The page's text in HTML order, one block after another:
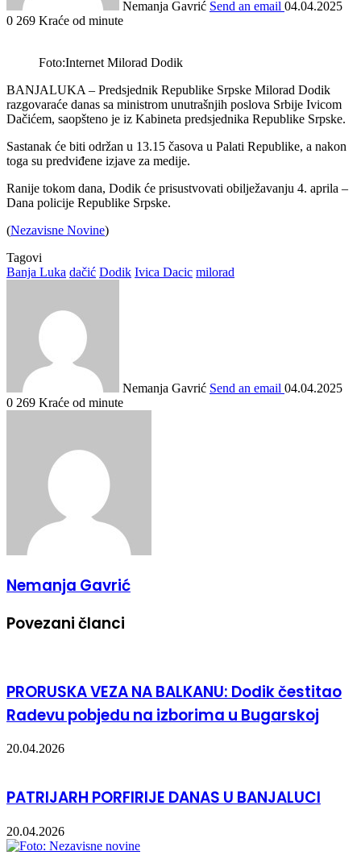
Nemanja Gavrić Send an email 04.04.2025
0 269 Kraće od minute
Foto:Internet Milorad Dodik
BANJALUKA – Predsjednik Republike Srpske Milorad Dodik
razgovaraće danas sa ministrom unutrašnjih poslova Srbije Ivicom
Dačićem, saopšteno je iz Kabineta predsjednika Republike Srpske.
Sastanak će biti održan u 13.15 časova u Palati Republike, a nakon
toga su predviđene izjave za medije.
Ranije tokom dana, Dodik će prisustvovati obilježavanju 4. aprila –
Dana policije Republike Srpske.
(Nezavisne Novine)
Tagovi
Banja Luka dačić Dodik Ivica Dacic milorad
Nemanja Gavrić Send an email 04.04.2025
0 269 Kraće od minute
Nemanja Gavrić
Povezani članci
PRORUSKA VEZA NA BALKANU: Dodik čestitao
Radevu pobjedu na izborima u Bugarskoj
20.04.2026
PATRIJARH PORFIRIJE DANAS U BANJALUCI
20.04.2026